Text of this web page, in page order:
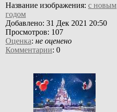
Название изображения: с новым
годом
Добавлено: 31 Дек 2021 20:50
Просмотров: 107
Оценка: не оценено
Комментарии: 0